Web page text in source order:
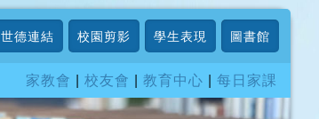
家教會 | 校友會 | 教育中心 | 每日家課
世德連結 校園剪影 學生表現 圖書館